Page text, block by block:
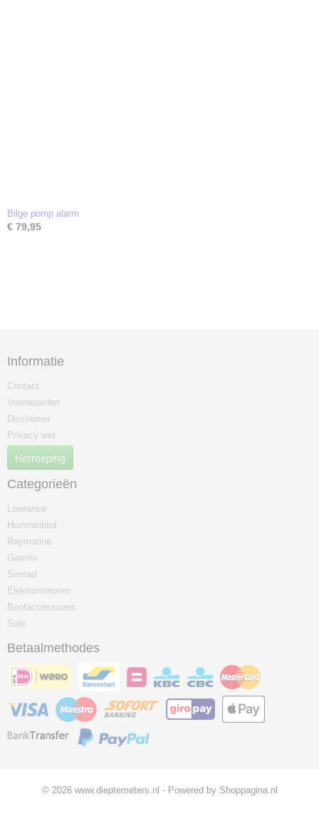
Bilge pomp alarm
€ 79,95
Informatie
Contact
Voorwaarden
Disclaimer
Privacy wet
Herroeping
Categorieën
Lowrance
Humminbird
Raymarine
Garmin
Simrad
Elektromotoren
Bootaccessoires
Sale
Betaalmethodes
© 2026 www.dieptemeters.nl - Powered by Shoppagina.nl